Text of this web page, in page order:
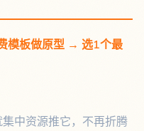
模板做原型 → 选1个最
中资源推它，不再折腾